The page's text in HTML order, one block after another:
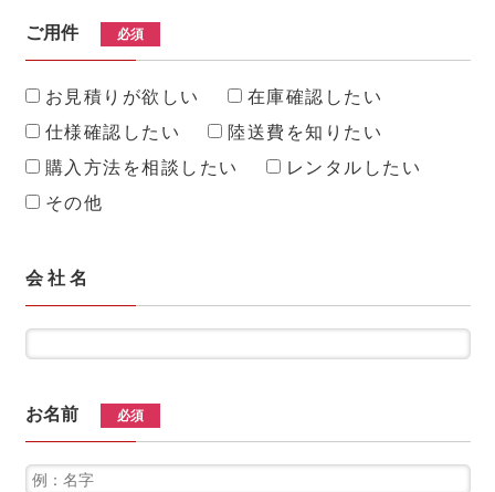
ご用件 必須
お見積りが欲しい
在庫確認したい
仕様確認したい
陸送費を知りたい
購入方法を相談したい
レンタルしたい
その他
会 社 名
お名前 必須